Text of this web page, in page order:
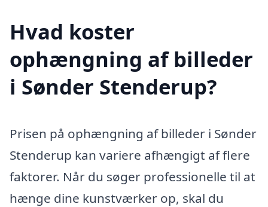
Hvad koster
ophængning af billeder
i Sønder Stenderup?
Prisen på ophængning af billeder i Sønder
Stenderup kan variere afhængigt af flere
faktorer. Når du søger professionelle til at
hænge dine kunstværker op, skal du